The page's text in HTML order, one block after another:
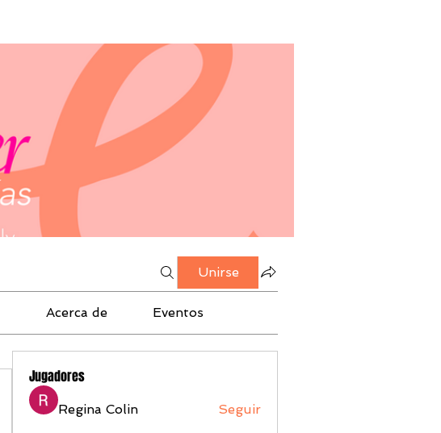
Unirse
Acerca de Eventos
Jugadores
Regina Colin Seguir